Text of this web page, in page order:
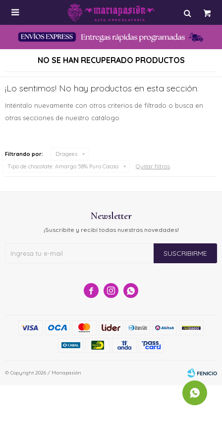

NO SE HAN RECUPERADO PRODUCTOS
¡Lo sentimos! No hay productos en esta sección.
Inténtalo nuevamente con otros criterios de filtrado o busca en
otras secciones de nuestro catálogo.
Filtrando por:
Dragees
Tipo de chocolate: Amargo 58% Puro Cacao Quitar filtros
  
Newsletter
¡Suscribite y recibí todas nuestras novedades!
SUSCRIBIRME
© Copyright 2026 / Mariapasión